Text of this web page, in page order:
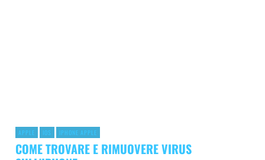
APPLE IOS IPHONE APPLE
COME TROVARE E RIMUOVERE VIRUS